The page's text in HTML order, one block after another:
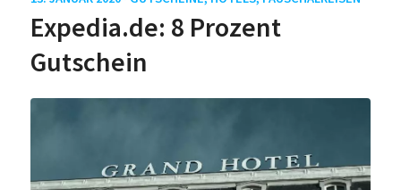
Expedia.de: 8 Prozent
Gutschein